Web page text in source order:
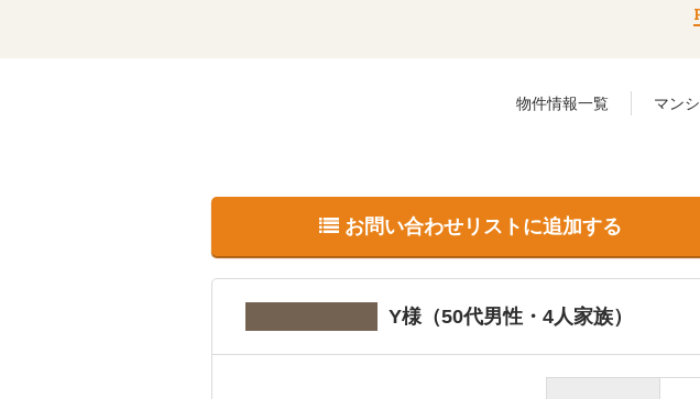
物件情報一覧 マン
お問い合わせリストに追加する
Y様（50代男性・4人家族）